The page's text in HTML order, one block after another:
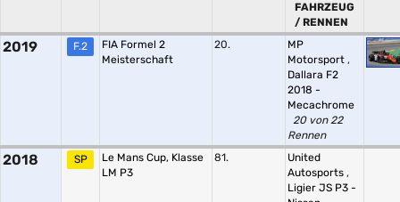
FAHRZEUG
/ RENNEN
2019 F.2
FIA Formel 2
Meisterschaft
20.
MP
Motorsport ,
Dallara F2
2018 -
Mecachrome
20 von 22
Rennen
2018 SP
Le Mans Cup, Klasse
LM P3
81.
United
Autosports ,
Ligier JS P3 -